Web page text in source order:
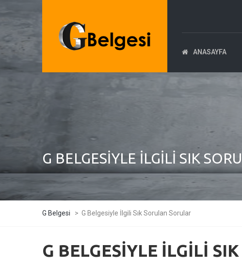
ANASAYFA
G BELGESIYLE İLGILI SIK
G Belgesi > G Belgesiyle İlgili Sık Sorulan Sorular
G BELGESİYLE İLGİLİ